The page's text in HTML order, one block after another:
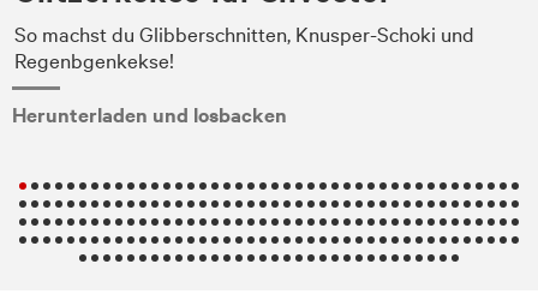
So machst du Glibberschnitten, Knusper-Schoki und
Regenbgenkekse!
Herunterladen und losbacken